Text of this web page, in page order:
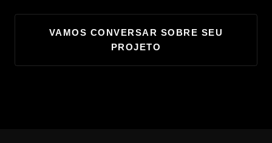
VAMOS CONVERSAR SOBRE SEU
PROJETO